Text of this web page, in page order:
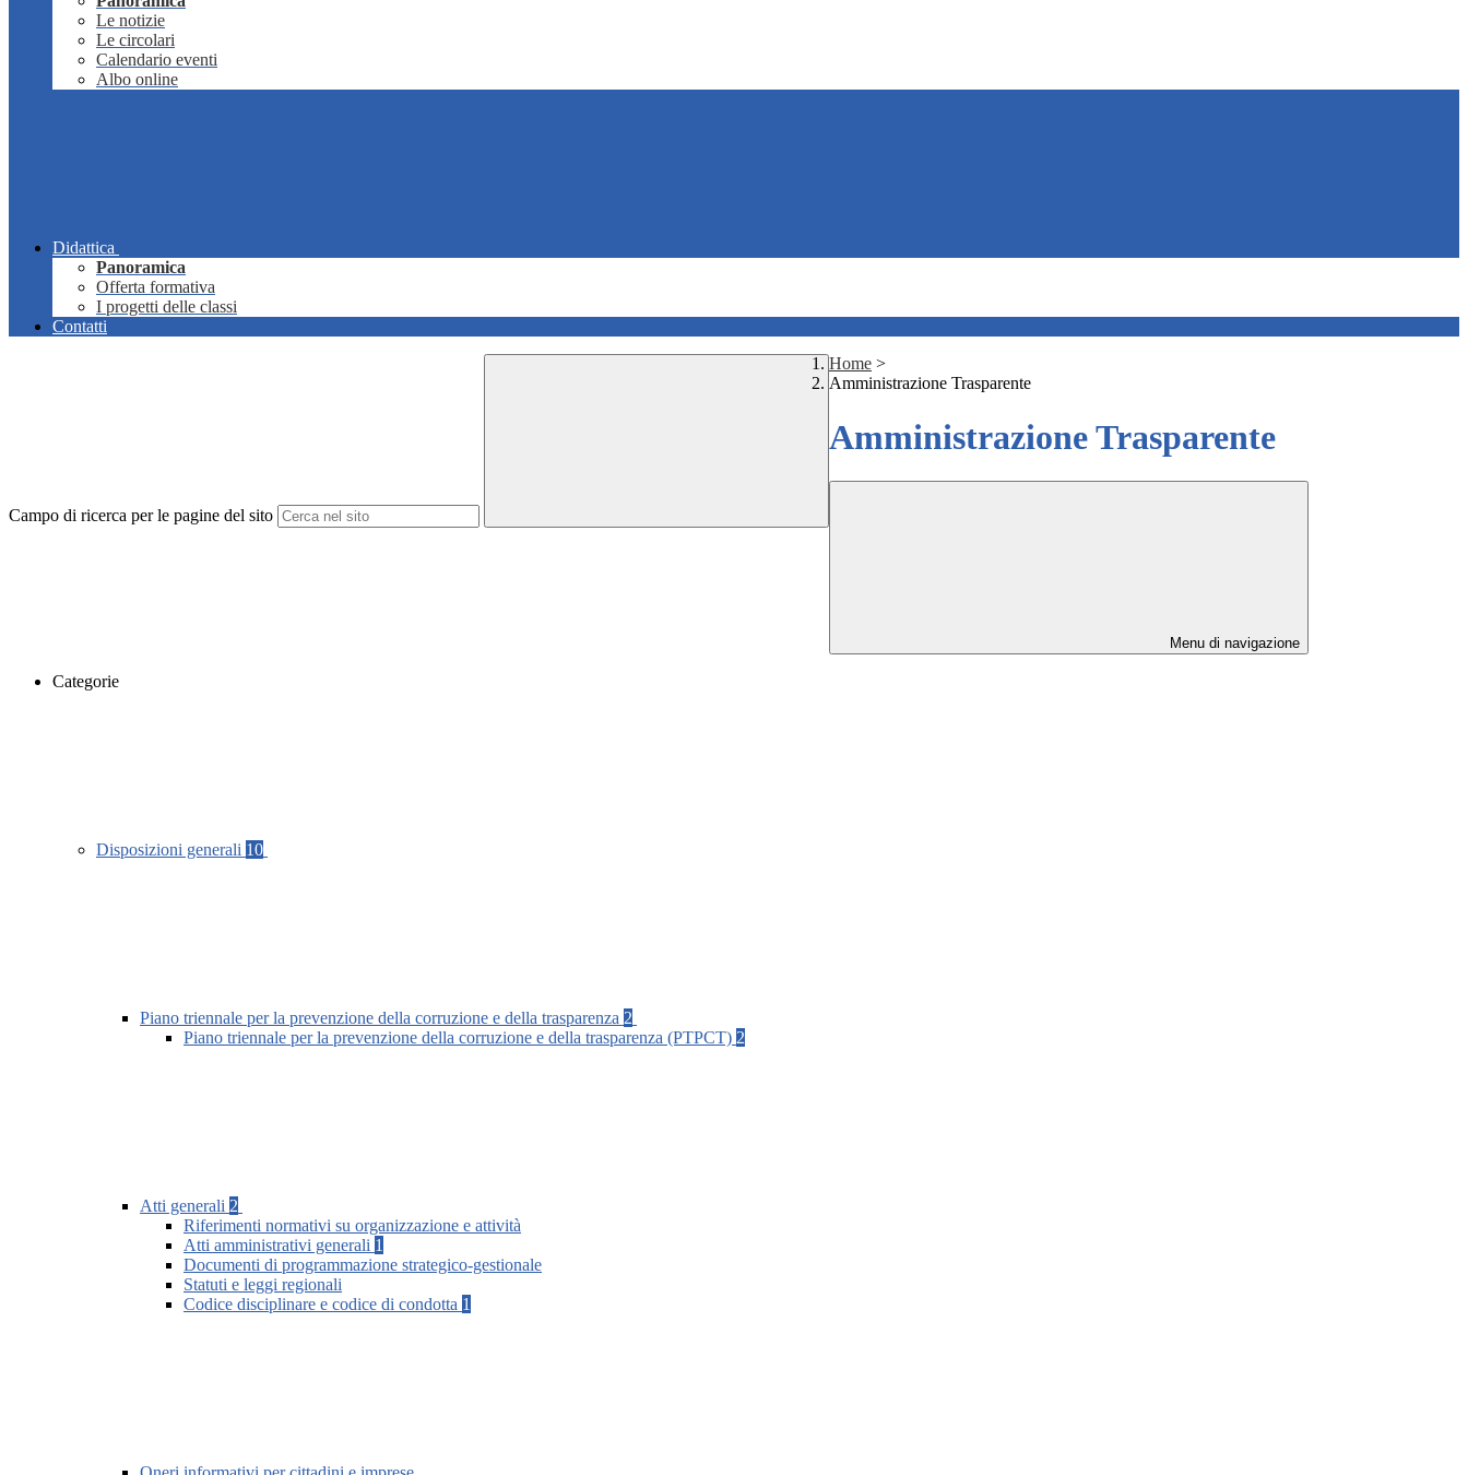
Le notizie
Le circolari
Calendario eventi
Albo online
Didattica
Panoramica
Offerta formativa
I progetti delle classi
Contatti
Campo di ricerca per le pagine del sito
Home >
Amministrazione Trasparente
Amministrazione Trasparente
Menu di navigazione
Categorie
Disposizioni generali 10
Piano triennale per la prevenzione della corruzione e della trasparenza 2
Piano triennale per la prevenzione della corruzione e della trasparenza (PTPCT) 2
Atti generali 2
Riferimenti normativi su organizzazione e attività
Atti amministrativi generali 1
Documenti di programmazione strategico-gestionale
Statuti e leggi regionali
Codice disciplinare e codice di condotta 1